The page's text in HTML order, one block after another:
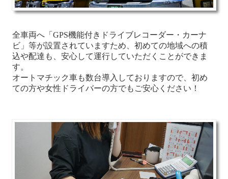
全車両へ「GPS機能付きドライブレコーダー・カーナ
ビ」等が設置されていますため、初めての地域への積
込や配達も、安心して運行していただくことができま
す。
オートマチック車も数台導入しておりますので、初め
ての方や女性ドライバーの方でもご安心ください！